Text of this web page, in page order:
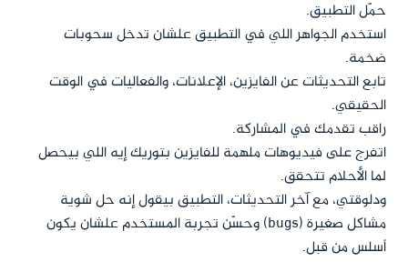
حمّل التطبيق.
استخدم الجواهر اللي في التطبيق علشان تدخل سحوبات
ضخمة.
تابع التحديثات عن الفايزين، الإعلانات، والفعاليات في الوقت
الحقيقي.
راقب تقدمك في المشاركة.
اتفرج على فيديوهات ملهمة للفايزين بتوريك إيه اللي بيحصل
لما الأحلام تتحقق.
ودلوقتي، مع آخر التحديثات، التطبيق بيقول إنه حل شوية
مشاكل صغيرة (bugs) وحسّن تجربة المستخدم علشان يكون
أسلس من قبل.